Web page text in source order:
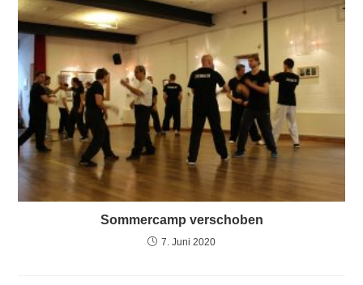
Sommercamp verschoben
7. Juni 2020